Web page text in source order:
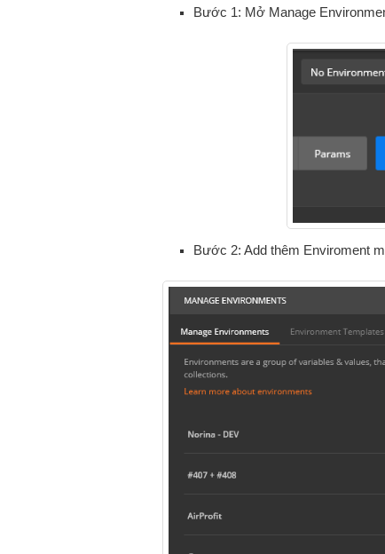
Bước 1: Mở Manage
Bước 2: Add thêm Enviroment